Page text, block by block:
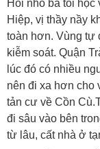
Hồi nhỏ ba tôi
Hiệp, vị thầy nầy
toàn hơn. Vùng tự
kiễm soát. Quận
lúc đó có nhiều
nên đi xa hơn cho
tản cư về Cồn
đi sâu vào bên
từ lâu, cất nhà ở